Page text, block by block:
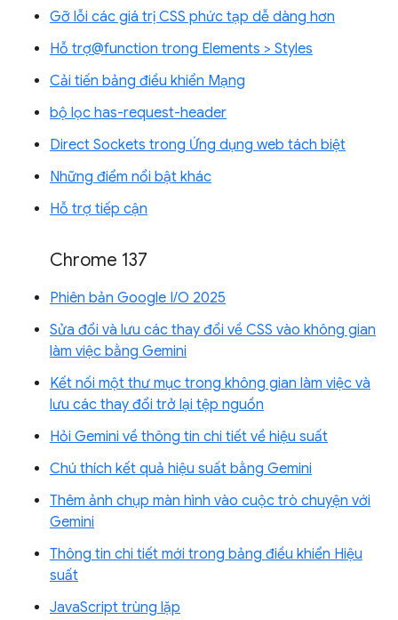
Gỡ lỗi các giá trị CSS phức tạp dễ dàng hơn
Hỗ trợ@function trong Elements > Styles
Cải tiến bảng điều khiển Mạng
bộ lọc has-request-header
Direct Sockets trong Ứng dụng web tách biệt
Những điểm nổi bật khác
Hỗ trợ tiếp cận
Chrome 137
Phiên bản Google I/O 2025
Sửa đổi và lưu các thay đổi về CSS vào không gian
làm việc bằng Gemini
Kết nối một thư mục trong không gian làm việc và
lưu các thay đổi trở lại tệp nguồn
Hỏi Gemini về thông tin chi tiết về hiệu suất
Chú thích kết quả hiệu suất bằng Gemini
Thêm ảnh chụp màn hình vào cuộc trò chuyện với
Gemini
Thông tin chi tiết mới trong bảng điều khiển Hiệu
suất
JavaScript trùng lặp